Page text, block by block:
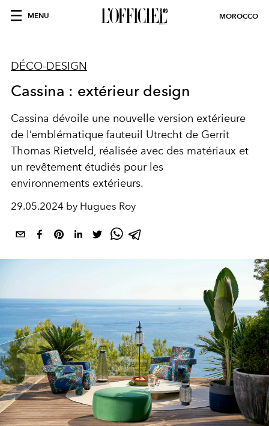
MENU MOROCCO
DÉCO-DESIGN
Cassina : extérieur design
Cassina dévoile une nouvelle version extérieure
de l’emblématique fauteuil Utrecht de Gerrit
Thomas Rietveld, réalisée avec des matériaux et
un revêtement étudiés pour les
environnements extérieurs.
29.05.2024 by Hugues Roy